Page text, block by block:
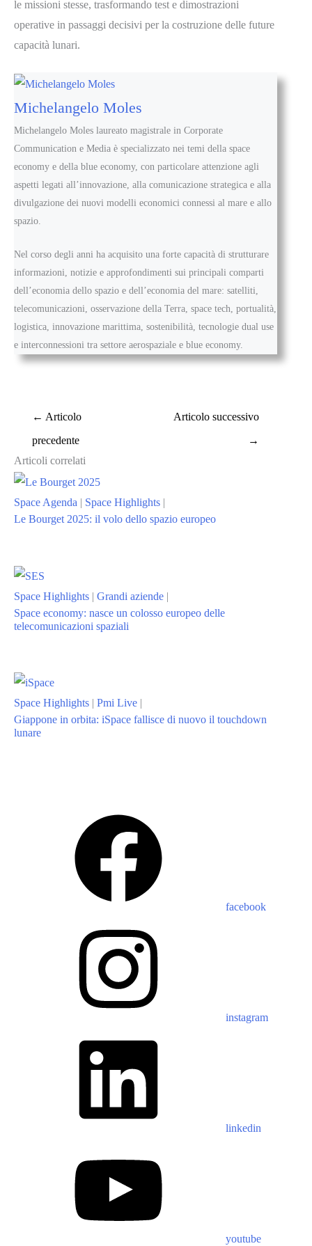
le missioni stesse, trasformando test e dimostrazioni
operative in passaggi decisivi per la costruzione delle future
capacità lunari.
Michelangelo Moles
Michelangelo Moles laureato magistrale in Corporate
Communication e Media è specializzato nei temi della space
economy e della blue economy, con particolare attenzione agli
aspetti legati all’innovazione, alla comunicazione strategica e alla
divulgazione dei nuovi modelli economici connessi al mare e allo
spazio.
Nel corso degli anni ha acquisito una forte capacità di strutturare
informazioni, notizie e approfondimenti sui principali comparti
dell’economia dello spazio e dell’economia del mare: satelliti,
telecomunicazioni, osservazione della Terra, space tech, portualità,
logistica, innovazione marittima, sostenibilità, tecnologie dual use
e interconnessioni tra settore aerospaziale e blue economy.
← Articolo
precedente
Articolo successivo
→
Articoli correlati
Space Agenda | Space Highlights |
Le Bourget 2025: il volo dello spazio europeo
Space Highlights | Grandi aziende |
Space economy: nasce un colosso europeo delle
telecomunicazioni spaziali
Space Highlights | Pmi Live |
Giappone in orbita: iSpace fallisce di nuovo il touchdown
lunare
facebook
instagram
linkedin
youtube